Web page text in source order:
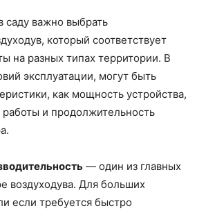
саду важно выбрать
который соответствует
на разных типах территории. В
эксплуатации, могут быть
как мощность устройства,
работы и продолжительность
— один из главных
воздуходува. Для больших
если требуется быстро